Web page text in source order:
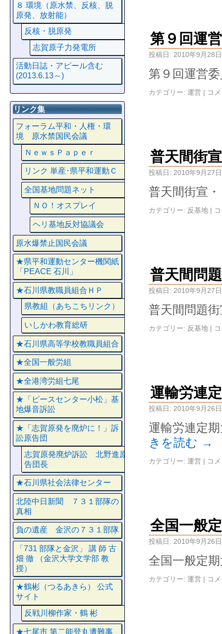
第９回運
投稿日: 2010年9月28日
第９回運営
カテゴリー: 運営 | コ
普天間街
投稿日: 2010年9月27日
普天間街宣
カテゴリー: 反基地 |
普天間問
投稿日: 2010年9月27日
普天間問題
カテゴリー: 反基地 |
運輸労連
投稿日: 2010年9月26日
運輸労連定
きを読む →
カテゴリー: 運営 | コ
全国一般
投稿日: 2010年9月26日
全国一般定
カテゴリー: 運営 | コ
８ 環境（原水禁、反核、脱
原発、放射能）
反核・脱原発
志賀原子力発電所
活動日誌・アピール含む
(2013.6.13～)
リンク集
フォーラム平和・人権・環
境 原水禁国民会議
ＮｅｗｓＰａｐｅｒ
リンク 単産･県平和運動Ｃ
全国基地問題ネット
ＮＯ！オスプレイ
ヘリ基地反対協議会
原水爆禁止国民会議
★県平和運動センター機関紙
「PEACE 石川」
★石川県教職員組合ＨＰ
県教組（あちこちリンク）
いしかわ教育総研
★石川県高等学校教職員組合
★全国一般労組
★全港湾労組七尾
★「ピースセンター小松」基
地爆音訴訟
★「志賀原発を廃炉に！」訴
訟原告団
志賀原発廃炉訴訟 北野進原
告団長
★石川県社会法律センター
北陸中日新聞 ７３１部隊の
真相
負の遺産 金沢の７３１部隊
「731 部隊と金沢」 講 師 古
畑 徹 （金沢大学文学部 教
授）
★鶴彬（つるあきら） 公式
サイト
反戦川柳作家・鶴 彬
★七尾市 第二能登丸遭難事